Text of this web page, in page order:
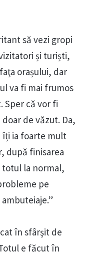
să vezi gropi
și turiști,
orașului, dar
va fi mai frumos
Sper că vor fi
de văzut. Da,
îți ia foarte mult
după finisarea
totul la normal,
pe
în sfârşit de
e făcut în